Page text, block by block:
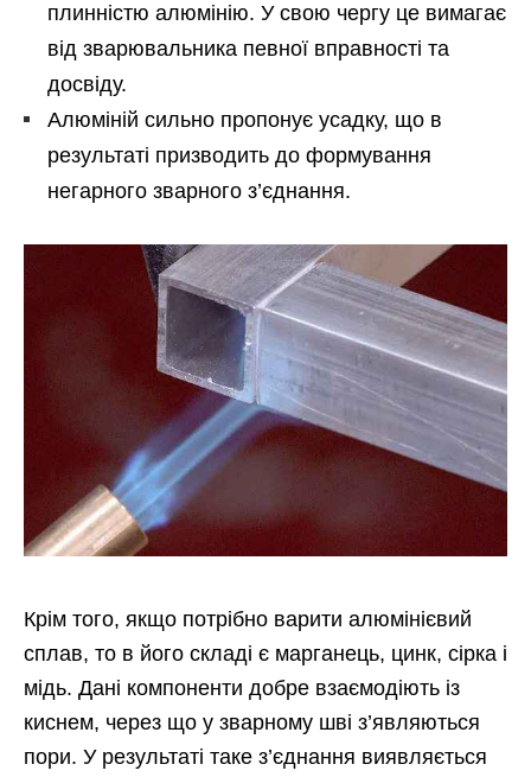
плинністю алюмінію. У свою чергу це вимагає
від зварювальника певної вправності та
досвіду.
Алюміній сильно пропонує усадку, що в
результаті призводить до формування
негарного зварного з’єднання.
Крім того, якщо потрібно варити алюмінієвий
сплав, то в його складі є марганець, цинк, сірка і
мідь. Дані компоненти добре взаємодіють із
киснем, через що у зварному шві з’являються
пори. У результаті таке з’єднання виявляється